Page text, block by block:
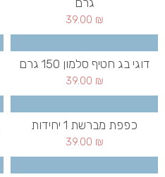
39.00 ₪
דוגי בג חטיף סלמון 150 גרם
39.00 ₪
כפפת מברשת 1 יחידות
39.00 ₪